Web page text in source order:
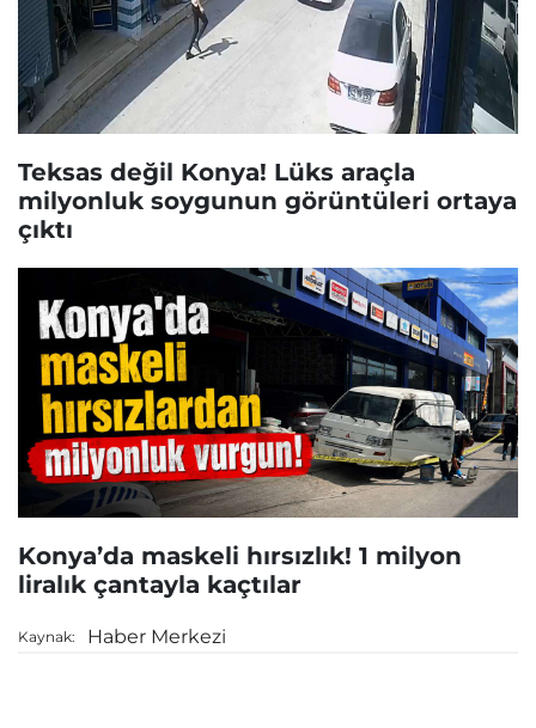
Teksas değil Konya! Lüks araçla
milyonluk soygunun görüntüleri ortaya
çıktı
Konya’da maskeli hırsızlık! 1 milyon
liralık çantayla kaçtılar
Kaynak: Haber Merkezi